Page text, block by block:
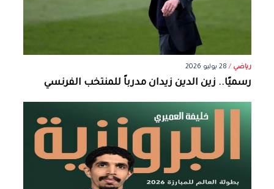
رياضي / 28 يوليو 2026
رسميًا.. زين الدين زيدان مدرباً للمنتخب الفرنسي